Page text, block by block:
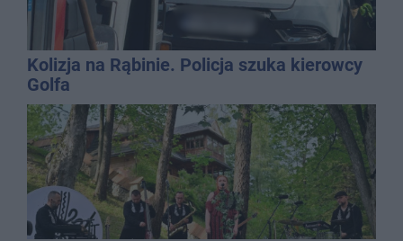
Kolizja na Rąbinie. Policja szuka kierowcy
Golfa